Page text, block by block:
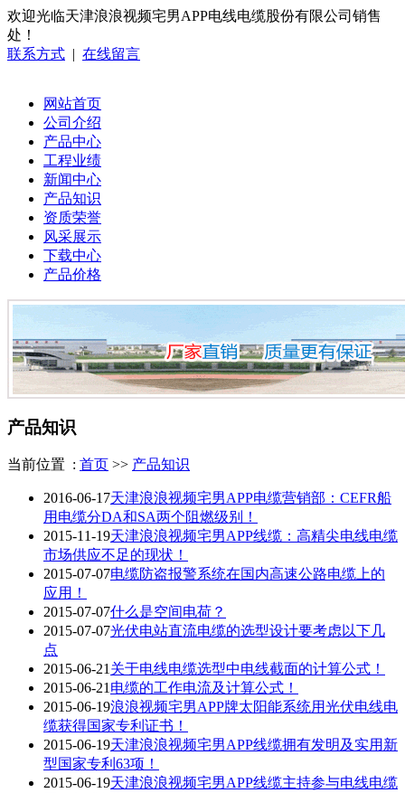
欢迎光临天津浪浪视频宅男APP电线电缆股份有限公司销售
处！
联系方式 | 在线留言
网站首页
公司介绍
产品中心
工程业绩
新闻中心
产品知识
资质荣誉
风采展示
下载中心
产品价格
产品知识
当前位置 : 首页 >> 产品知识
2016-06-17天津浪浪视频宅男APP电缆营销部：CEFR船
用电缆分DA和SA两个阻燃级别！
2015-11-19天津浪浪视频宅男APP线缆：高精尖电线电缆
市场供应不足的现状！
2015-07-07电缆防盗报警系统在国内高速公路电缆上的
应用！
2015-07-07什么是空间电荷？
2015-07-07光伏电站直流电缆的选型设计要考虑以下几
点
2015-06-21关于电线电缆选型中电线截面的计算公式！
2015-06-21电缆的工作电流及计算公式！
2015-06-19浪浪视频宅男APP牌太阳能系统用光伏电线电
缆获得国家专利证书！
2015-06-19天津浪浪视频宅男APP线缆拥有发明及实用新
型国家专利63项！
2015-06-19天津浪浪视频宅男APP线缆主持参与电线电缆